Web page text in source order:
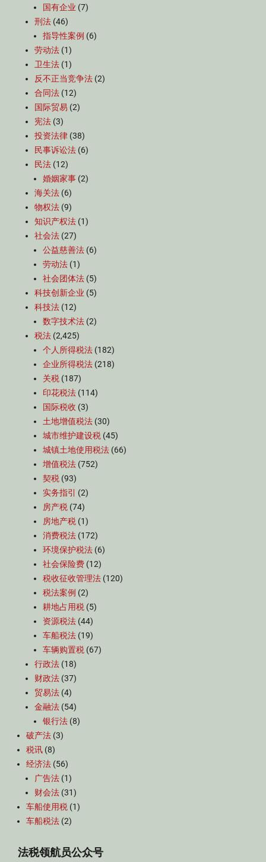
国有企业 (7)
刑法 (46)
指导性案例 (6)
劳动法 (1)
卫生法 (1)
反不正当竞争法 (2)
合同法 (12)
国际贸易 (2)
宪法 (3)
投资法律 (38)
民事诉讼法 (6)
民法 (12)
婚姻家事 (2)
海关法 (6)
物权法 (9)
知识产权法 (1)
社会法 (27)
公益慈善法 (6)
劳动法 (1)
社会团体法 (5)
科技创新企业 (5)
科技法 (12)
数字技术法 (2)
税法 (2,425)
个人所得税法 (182)
企业所得税法 (218)
关税 (187)
印花税法 (114)
国际税收 (3)
土地增值税法 (30)
城市维护建设税 (45)
城镇土地使用税法 (66)
增值税法 (752)
契税 (93)
实务指引
(2)
房产税 (74)
房地产税 (1)
消费税法 (172)
环境保护税法 (6)
社会保险费 (12)
税收征收管理法 (120)
税法案例 (2)
耕地占用税 (5)
资源税法 (44)
车船税法 (19)
车辆购置税 (67)
行政法 (18)
财政法 (37)
贸易法 (4)
金融法 (54)
银行法 (8)
破产法 (3)
税讯 (8)
经济法 (56)
广告法 (1)
财会法 (31)
车船使用税 (1)
车船税法 (2)
法税领航员公众号